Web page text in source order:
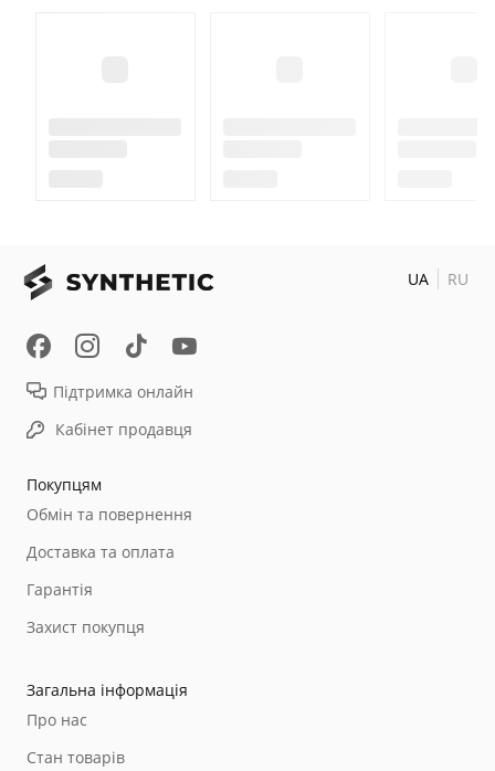
Покупцям
Обмін та повернення
Доставка та оплата
Гарантія
Захист покупця
Загальна інформація
Про нас
Стан товарів
Підтримка онлайн
Кабінет продавця
UA RU